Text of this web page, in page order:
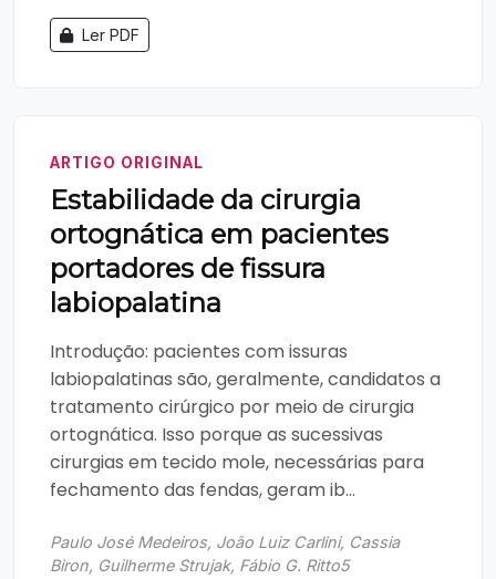
Ler PDF
ARTIGO ORIGINAL
Estabilidade da cirurgia
ortognática em pacientes
portadores de fissura
labiopalatina
Introdução: pacientes com issuras
labiopalatinas são, geralmente, candidatos a
tratamento cirúrgico por meio de cirurgia
ortognática. Isso porque as sucessivas
cirurgias em tecido mole, necessárias para
fechamento das fendas, geram ib...
Paulo José Medeiros, João Luiz Carlini, Cassia
Biron, Guilherme Strujak, Fábio G. Ritto5